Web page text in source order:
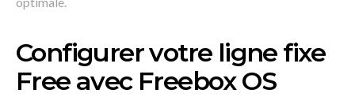
Configurer votre ligne fixe
Free avec Freebox OS